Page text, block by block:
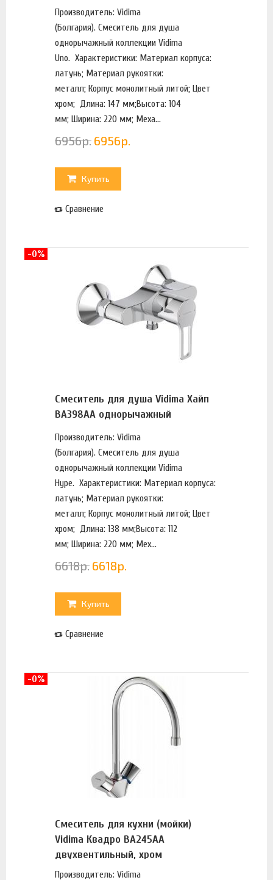
Производитель: Vidima
(Болгария). Смеситель для душа
однорычажный коллекции Vidima
Uno. Характеристики: Материал корпуса:
латунь; Материал рукоятки:
металл; Корпус монолитный литой; Цвет
хром; Длина: 147 мм;Высота: 104
мм; Ширина: 220 мм; Меха...
6956р. 6956р.
Купить
Сравнение
Смеситель для душа Vidima Хайп
BA398AA однорычажный
Производитель: Vidima
(Болгария). Смеситель для душа
однорычажный коллекции Vidima
Hype. Характеристики: Материал корпуса:
латунь; Материал рукоятки:
металл; Корпус монолитный литой; Цвет
хром; Длина: 138 мм;Высота: 112
мм; Ширина: 220 мм; Мех...
6618р. 6618р.
Купить
Сравнение
-0%
Смеситель для кухни (мойки)
Vidima Квадро BA245AA
двухвентильный, хром
Производитель: Vidima
-0%